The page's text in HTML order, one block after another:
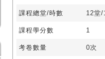
課程總堂/時數 12堂/
課程學分數 1
考卷數量 0次